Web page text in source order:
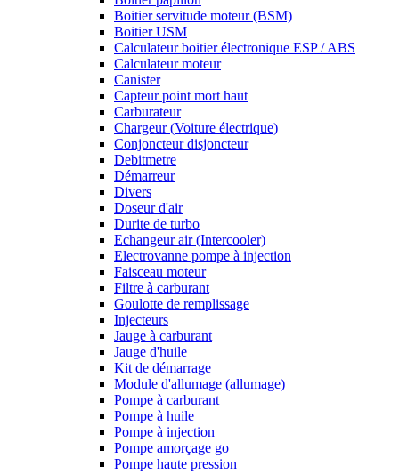
Boitier servitude moteur (BSM)
Boitier USM
Calculateur boitier électronique ESP / ABS
Calculateur moteur
Canister
Capteur point mort haut
Carburateur
Chargeur (Voiture électrique)
Conjoncteur disjoncteur
Debitmetre
Démarreur
Divers
Doseur d'air
Durite de turbo
Echangeur air (Intercooler)
Electrovanne pompe à injection
Faisceau moteur
Filtre à carburant
Goulotte de remplissage
Injecteurs
Jauge à carburant
Jauge d'huile
Kit de démarrage
Module d'allumage (allumage)
Pompe à carburant
Pompe à huile
Pompe à injection
Pompe amorçage go
Pompe haute pression